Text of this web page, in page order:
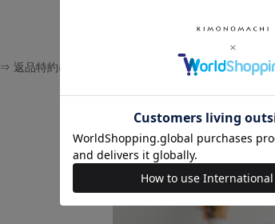
⇒ 返品特約について(返品・交換についてのご案内)